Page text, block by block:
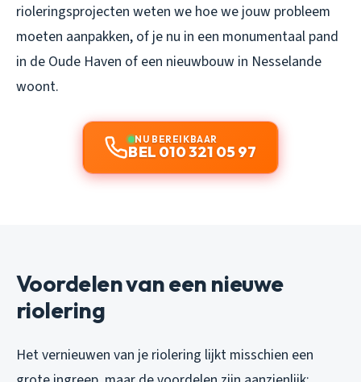
rioleringsprojecten weten we hoe we jouw probleem
moeten aanpakken, of je nu in een monumentaal pand
in de Oude Haven of een nieuwbouw in Nesselande
woont.
NU BEREIKBAAR
BEL 010 321 05 97
Voordelen van een nieuwe
riolering
Het vernieuwen van je riolering lijkt misschien een